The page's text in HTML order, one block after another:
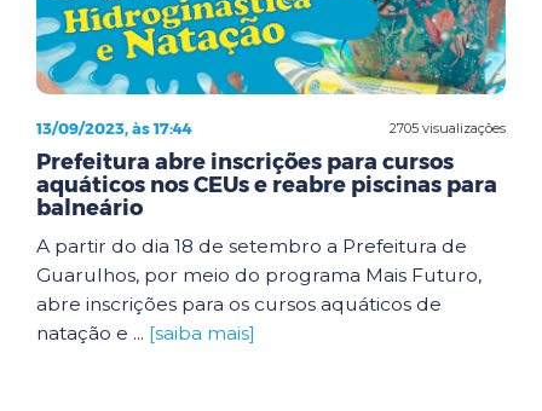
2705 visualizações
13/09/2023, às 17:44
Prefeitura abre inscrições para cursos
aquáticos nos CEUs e reabre piscinas para
balneário
A partir do dia 18 de setembro a Prefeitura de
Guarulhos, por meio do programa Mais Futuro,
abre inscrições para os cursos aquáticos de
natação e ... [saiba mais]